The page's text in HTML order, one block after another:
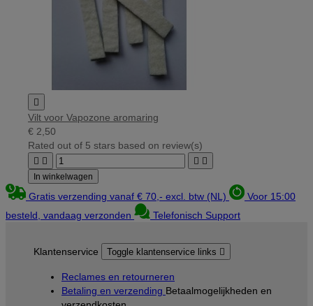

Vilt voor Vapozone aromaring
€ 2,50
Rated out of 5 stars based on review(s)
   
In winkelwagen
Gratis verzending vanaf € 70,- excl. btw (NL)
Voor 15:00
besteld, vandaag verzonden
Telefonisch Support
Klantenservice Toggle klantenservice links 
Reclames en retourneren
Betaling en verzending Betaalmogelijkheden en